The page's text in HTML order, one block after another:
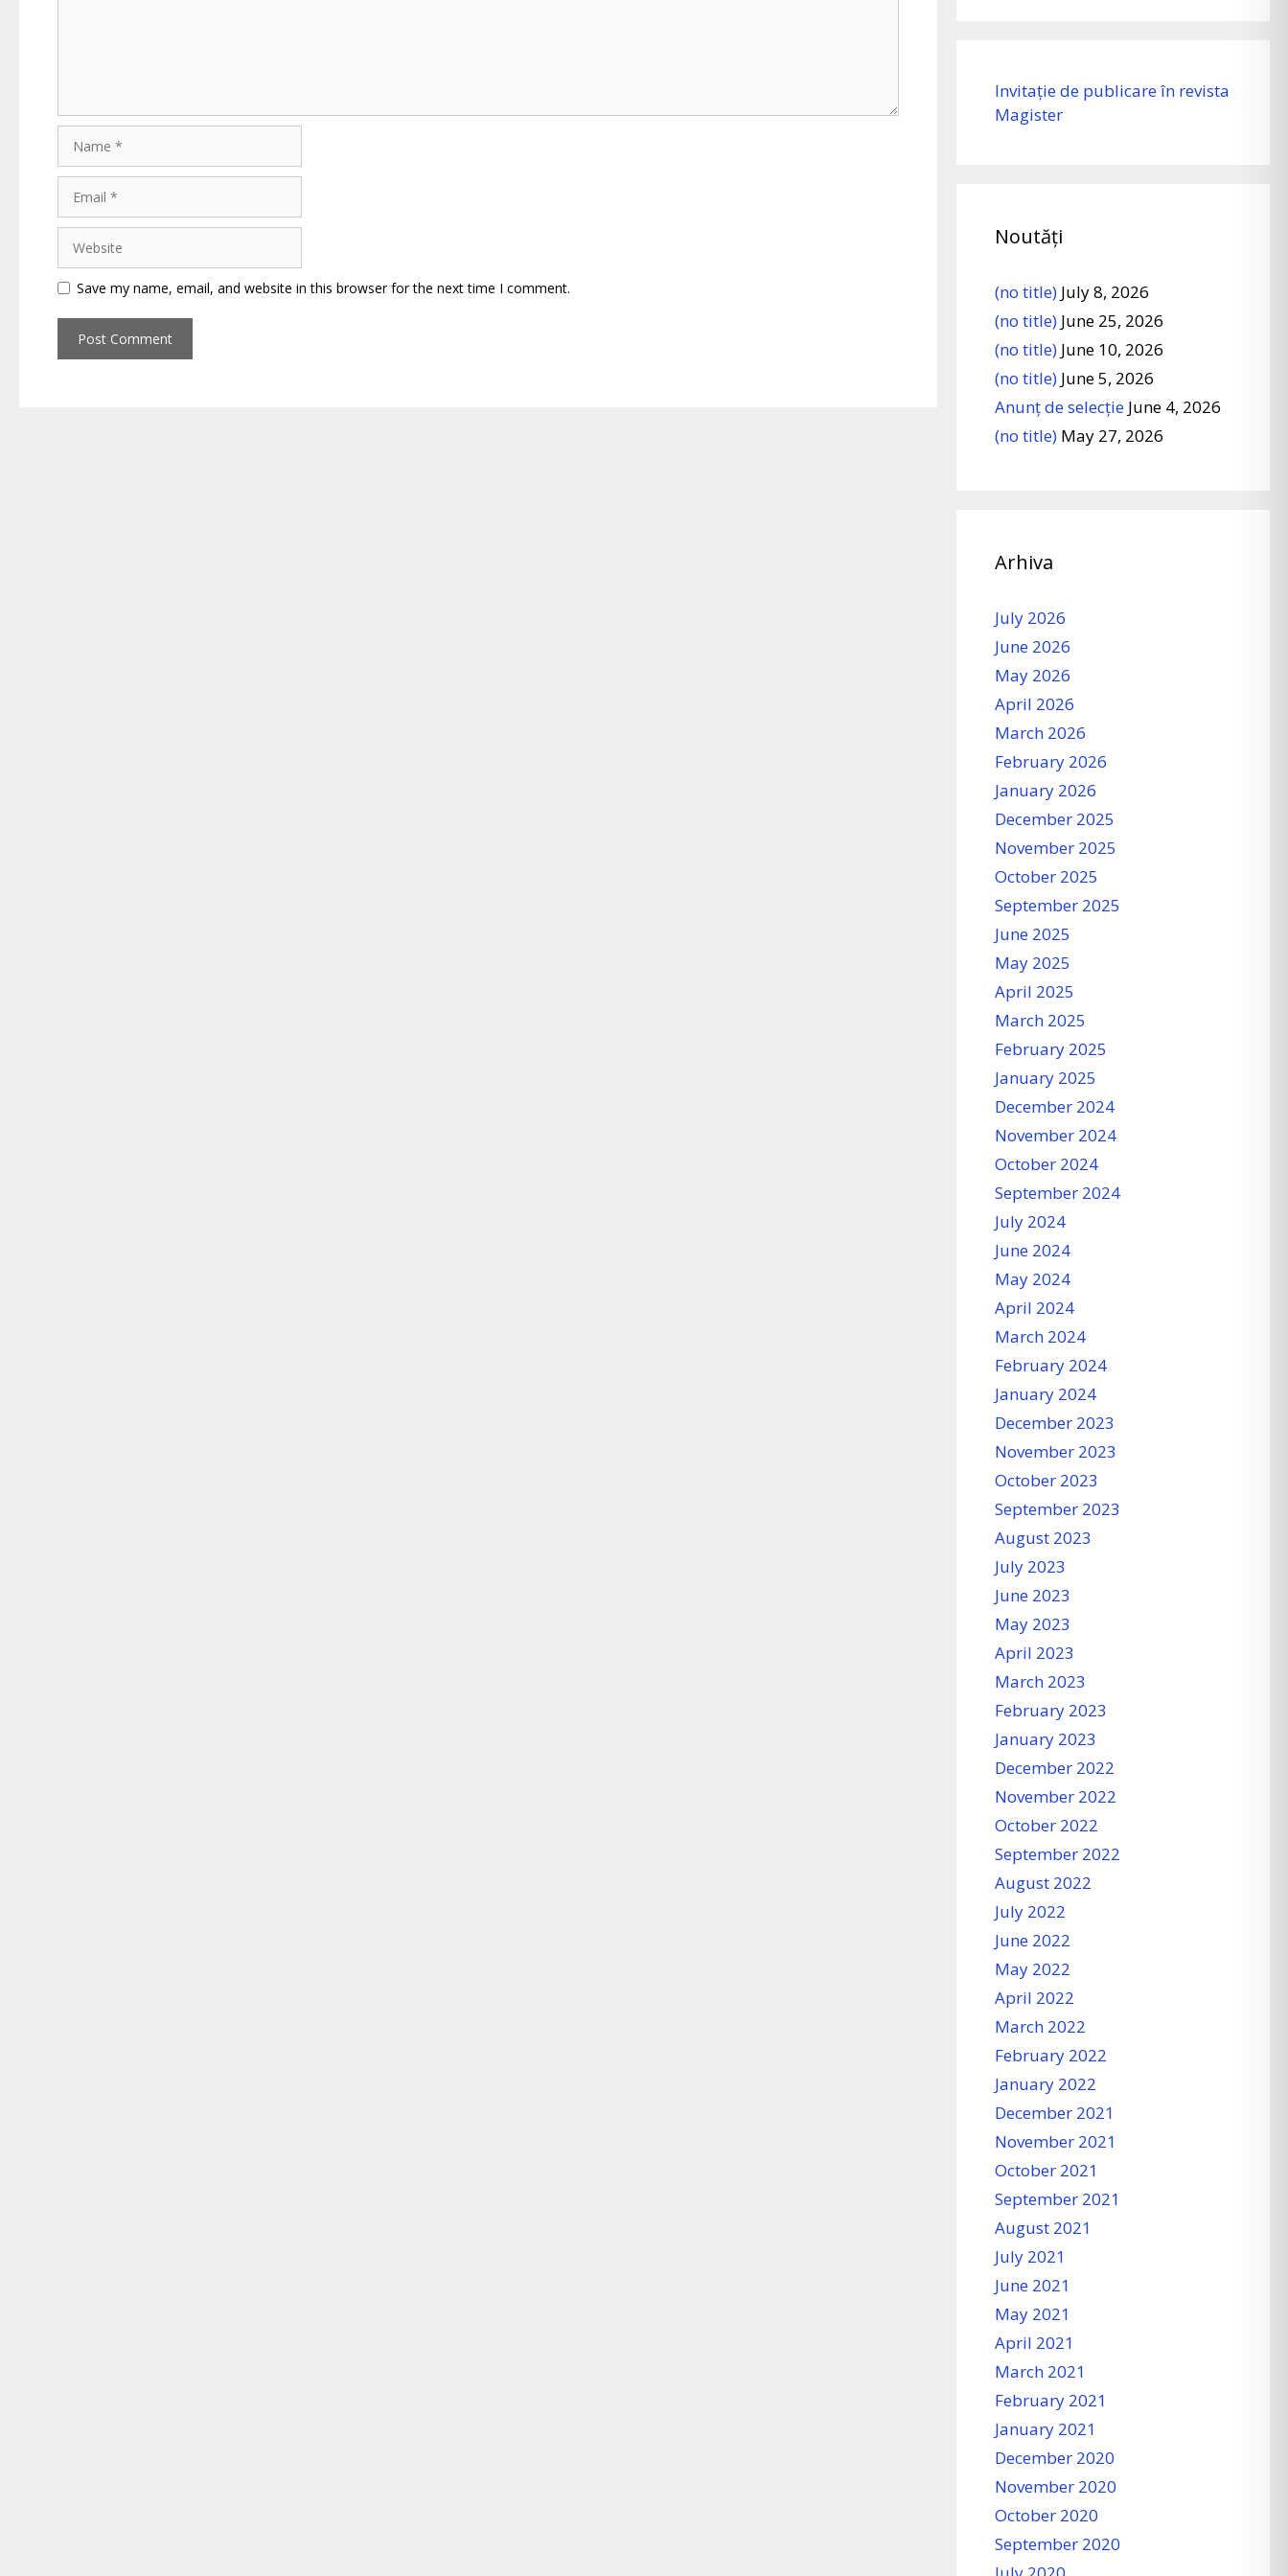
Save my name, email, and website in this browser for the next time I comment.
Invitație de publicare în revista
Magister
Noutăți
(no title) July 8, 2026
(no title) June 25, 2026
(no title) June 10, 2026
(no title) June 5, 2026
Anunț de selecție June 4, 2026
(no title) May 27, 2026
Arhiva
July 2026
June 2026
May 2026
April 2026
March 2026
February 2026
January 2026
December 2025
November 2025
October 2025
September 2025
June 2025
May 2025
April 2025
March 2025
February 2025
January 2025
December 2024
November 2024
October 2024
September 2024
July 2024
June 2024
May 2024
April 2024
March 2024
February 2024
January 2024
December 2023
November 2023
October 2023
September 2023
August 2023
July 2023
June 2023
May 2023
April 2023
March 2023
February 2023
January 2023
December 2022
November 2022
October 2022
September 2022
August 2022
July 2022
June 2022
May 2022
April 2022
March 2022
February 2022
January 2022
December 2021
November 2021
October 2021
September 2021
August 2021
July 2021
June 2021
May 2021
April 2021
March 2021
February 2021
January 2021
December 2020
November 2020
October 2020
September 2020